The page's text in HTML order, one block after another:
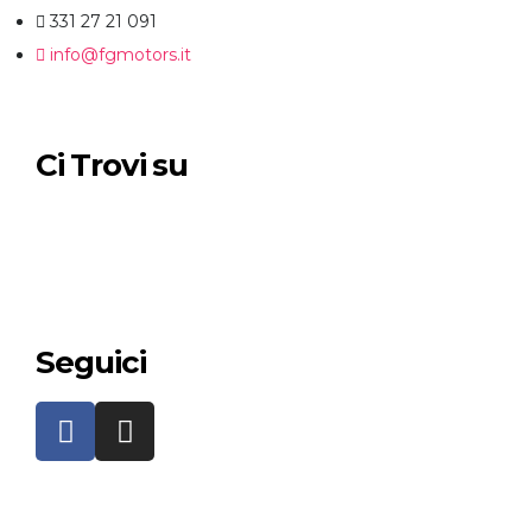
331 27 21 091
info@fgmotors.it
Ci Trovi su
Seguici